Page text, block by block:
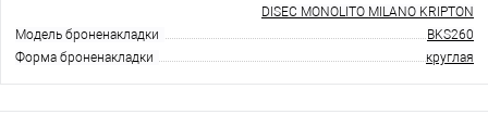
Модель броненакладки
DISEC MONOLITO MILANO KRIPTON
BKS260
Форма броненакладки
круглая